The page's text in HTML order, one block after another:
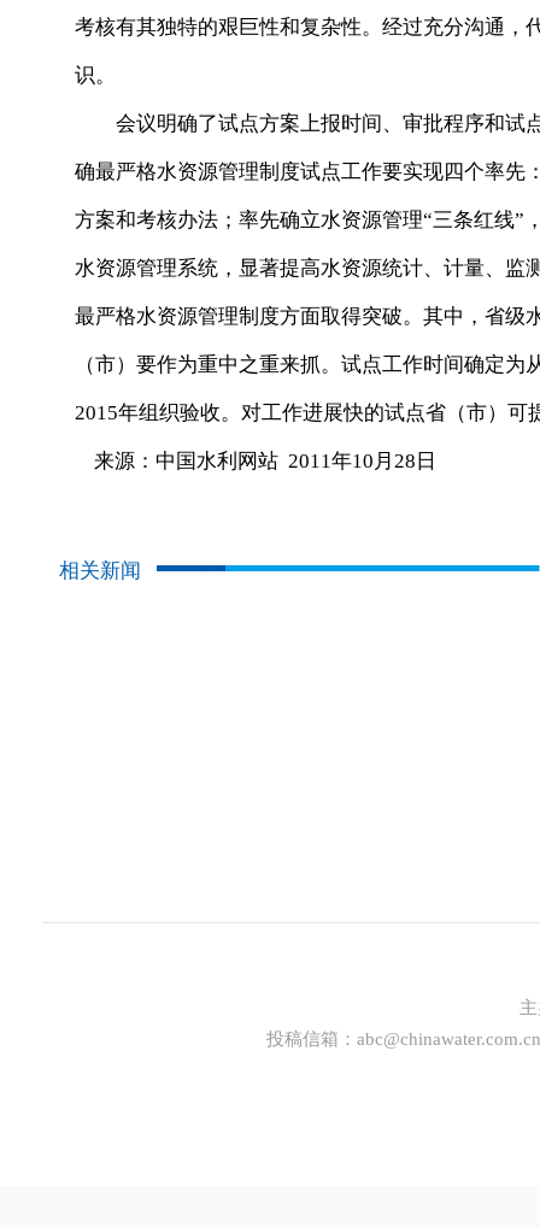
考核有其独特的艰巨性和复杂性。经过充分沟通
识。
会议明确了试点方案上报时间、审批程序和试
确最严格水资源管理制度试点工作要实现四个率
方案和考核办法；率先确立水资源管理“三条红线
水资源管理系统，显著提高水资源统计、计量、
最严格水资源管理制度方面取得突破。其中，省
（市）要作为重中之重来抓。试点工作时间确定
2015年组织验收。对工作进展快的试点省（市）
来源：中国水利网站 2011年10月28日
相关新闻
投稿信箱： abc@chinawater.com.cn